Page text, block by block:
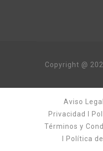
Copyright @
Aviso Legal
Privacidad
Términos y
Política